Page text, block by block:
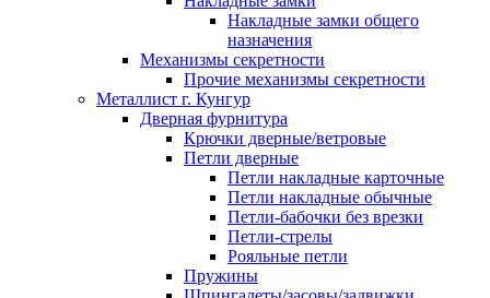
Накладные замки общего
назначения
Механизмы секретности
Прочие механизмы секретности
Металлист г. Кунгур
Дверная фурнитура
Крючки дверные/ветровые
Петли дверные
Петли накладные карточные
Петли накладные обычные
Петли-бабочки без врезки
Петли-стрелы
Рояльные петли
Пружины